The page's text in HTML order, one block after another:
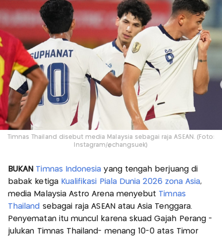
Timnas Thailand disebut media Malaysia sebagai raja ASEAN. (Foto:
Instagram/@changsuek)
BUKAN Timnas Indonesia yang tengah berjuang di
babak ketiga Kualifikasi Piala Dunia 2026 zona Asia,
media Malaysia Astro Arena menyebut Timnas
Thailand sebagai raja ASEAN atau Asia Tenggara.
Penyematan itu muncul karena skuad Gajah Perang -
julukan Timnas Thailand- menang 10-0 atas Timor